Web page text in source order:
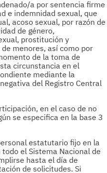
a por sentencia firme
e indemnidad sexual, que
acoso sexual, por razón de
de género,
prostitución y
menores, así como por
de la toma de
circunstancia en el
mediante la
del Registro Central
en el caso de no
se especifica en la base 3
estatutario fijo en la
el Sistema Nacional de
hasta el día de
de solicitudes. Si